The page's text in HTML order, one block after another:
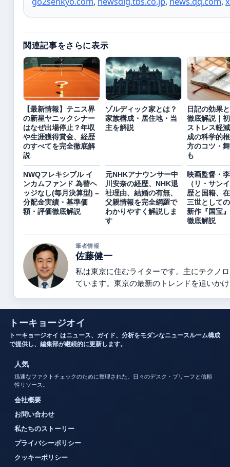
関連記事をさらに表示
【最新情報】テニス界
の新星ヤニックシナー
はなぜ出場停止？年収
や生涯獲得賞金、経歴
のすべてを完全徹底解
説
ゾルディック家とは？
家族構成・居住地・当
主を解説
日記の効果
徹底解説｜
ストレス軽
成の科学的
方のコツ・
も
NWQフレキシブル イ
ンカムファンド 為替ヘ
ッジなし(毎月決算型) –
分配金実績・基準価
額・評価徹底解説
元NHKアナウンサー中
川安奈の経歴、NHK退
社理由、結婚の有無、
父親情報を完全網羅で
わかりやすく解説しま
す
映画監督・
（リ・サン
歴と国籍、
三世として
新作『国宝
徹底解説
筆者情報
佐藤健一
私は東京に住むライターです。主にテクノ
ています。東京の最新のトレンドを追いか
トーキョージオイ
トーキョージオイ はニュース、ガイド、分析をモダンなニュースルーム構成
で提供し、編集部が継続的に更新します。
人気
迅速なファクトチェックのために整理された、日々のデスク・ブリーフと信頼
性リソース。
会社概要
お問い合わせ
私たちのストーリー
プライバシーポリシー
クッキーポリシー